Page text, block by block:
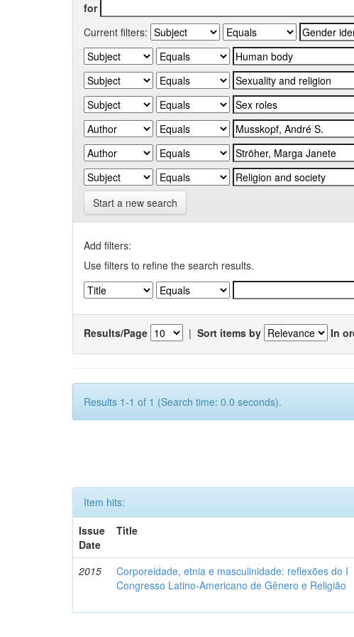
for
Current filters:
Start a new search
Add filters:
Use filters to refine the search results.
Results/Page | Sort items by In
Results 1-1 of 1 (Search time: 0.0 seconds).
Item hits:
Issue
Date
Title
2015
Corporeidade, etnia e masculinidade: reflexões do I
Congresso Latino-Americano de Gênero e Religião